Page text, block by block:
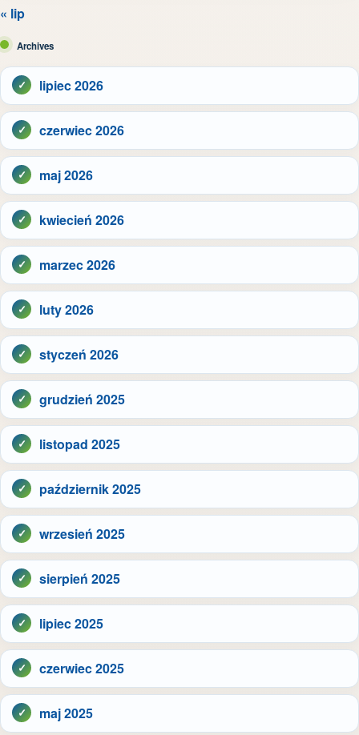
« lip
Archives
lipiec 2026
czerwiec 2026
maj 2026
kwiecień 2026
marzec 2026
luty 2026
styczeń 2026
grudzień 2025
listopad 2025
październik 2025
wrzesień 2025
sierpień 2025
lipiec 2025
czerwiec 2025
maj 2025